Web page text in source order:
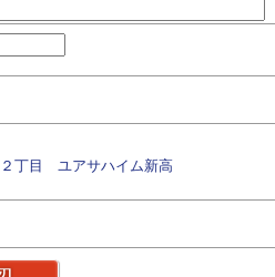
丁目 ユアサハイム新高